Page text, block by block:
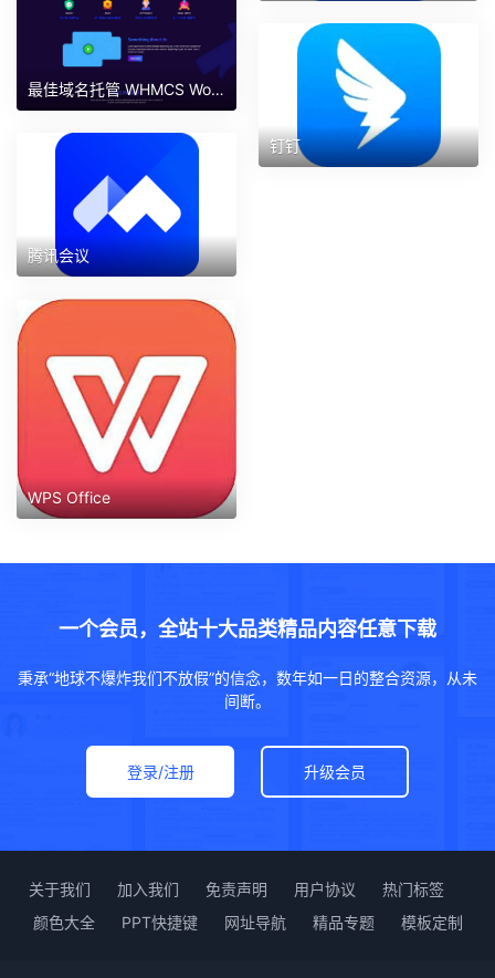
最佳域名托管 WHMCS WordPress 托管
腾讯会议
钉钉
WPS Office
一个会员，全站十大品类精品内容任意下载
秉承“地球不爆炸我们不放假”的信念，数年如一日的整合资源，从未
间断。
登录/注册 升级会员
关于我们 加入我们 免责声明 用户协议
热门标签
颜色大全
PPT快捷键 网址导航 精品专题 模板定制